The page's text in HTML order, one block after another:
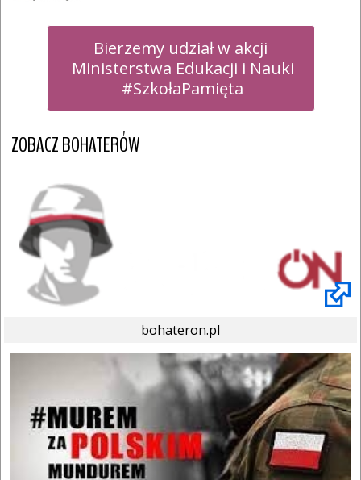
Bierzemy udział w akcji
#SzkołaPamięta
ZOBACZ BOHATERÓW
bohateron.pl